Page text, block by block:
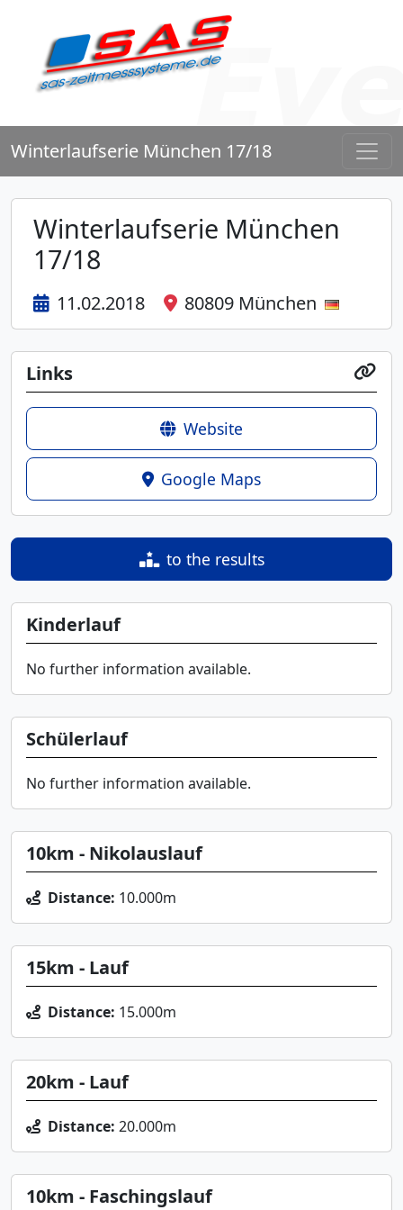
Winterlaufserie München 17/18
Winterlaufserie München
17/18
11.02.2018 80809 München
to the results
Kinderlauf
No further information available.
Schülerlauf
No further information available.
10km - Nikolauslauf
Distance: 10.000m
15km - Lauf
Distance: 15.000m
20km - Lauf
Distance: 20.000m
10km - Faschingslauf
Links
Website
Google Maps